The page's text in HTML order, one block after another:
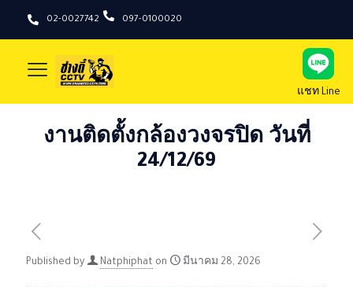
02-0027742 097-0100020
แชท Line
งานติดตั้งกล้องวงจรปิด วันที่
24/12/69
Published by Natphiphat on มีนาคม 28, 2026